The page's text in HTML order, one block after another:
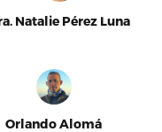
Natalie Pérez Luna
Orlando Alomá